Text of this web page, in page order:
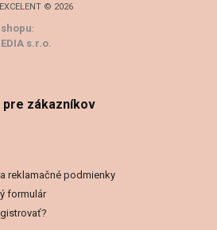
© 2026
:
s.r.o.
pre zákazníkov
reklamačné podmienky
formulár